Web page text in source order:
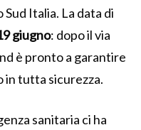
Italia. La data di
giugno: dopo il via
è pronto a garantire
tutta sicurezza.
sanitaria ci ha